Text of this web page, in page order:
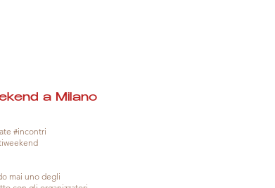
a Milano
#incontri
mai uno degli